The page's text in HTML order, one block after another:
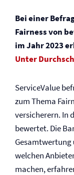
Bei einer
Fairness von
im Jahr 2023
Unter
ServiceValue
zum Thema
versicherern. In
bewertet. Die
Gesamtwertung
welchen
machen,